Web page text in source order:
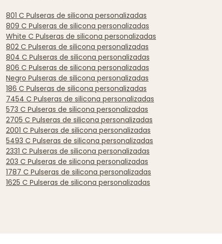
801 C Pulseras de silicona personalizadas
809 C Pulseras de silicona personalizadas
White C Pulseras de silicona personalizadas
802 C Pulseras de silicona personalizadas
804 C Pulseras de silicona personalizadas
806 C Pulseras de silicona personalizadas
Negro Pulseras de silicona personalizadas
186 C Pulseras de silicona personalizadas
7454 C Pulseras de silicona personalizadas
573 C Pulseras de silicona personalizadas
2705 C Pulseras de silicona personalizadas
2001 C Pulseras de silicona personalizadas
5493 C Pulseras de silicona personalizadas
2331 C Pulseras de silicona personalizadas
203 C Pulseras de silicona personalizadas
1787 C Pulseras de silicona personalizadas
1625 C Pulseras de silicona personalizadas